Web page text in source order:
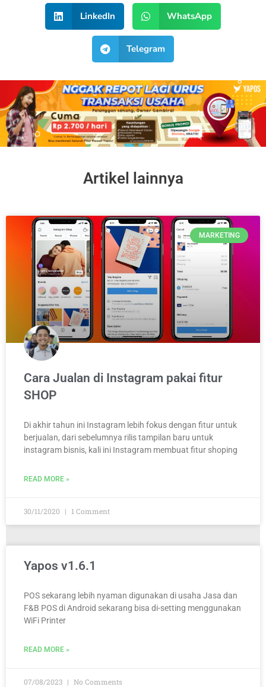
LinkedIn WhatsApp
Telegram
Artikel lainnya
MARKETING
Cara Jualan di Instagram pakai fitur
SHOP
Di akhir tahun ini Instagram lebih fokus dengan fitur untuk
berjualan, dari sebelumnya rilis tampilan baru untuk
instagram bisnis, kali ini Instagram membuat fitur shoping
READ MORE »
30/11/2020 1 Comment
Yapos v1.6.1
POS sekarang lebih nyaman digunakan di usaha Jasa dan
F&B POS di Android sekarang bisa di-setting menggunakan
WiFi Printer
READ MORE »
07/08/2023 No Comments